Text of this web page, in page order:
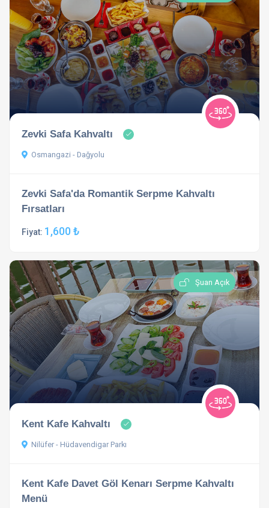
Zevki Safa Kahvaltı
Osmangazi - Dağyolu
Zevki Safa'da Romantik Serpme Kahvaltı
Fırsatları
Fiyat: 1,600 ₺
Şuan Açık
Kent Kafe Kahvaltı
Nilüfer - Hüdavendigar Parkı
Kent Kafe Davet Göl Kenarı Serpme Kahvaltı
Menü